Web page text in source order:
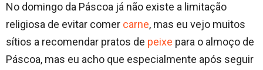
No domingo da Páscoa já não existe a limitação
religiosa de evitar comer carne, mas eu vejo muitos
sítios a recomendar pratos de peixe para o almoço de
Páscoa, mas eu acho que especialmente após seguir